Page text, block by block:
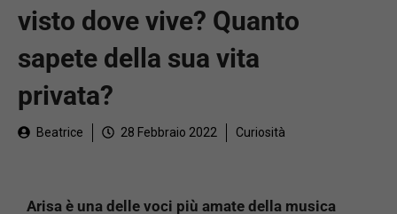
visto dove vive? Quanto
sapete della sua vita
privata?
Beatrice 28 Febbraio 2022 Curiosità
Arisa è una delle voci più amate della musica